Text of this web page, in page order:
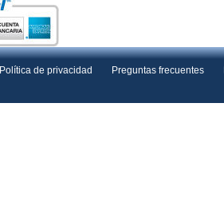
Política de privacidad Preguntas frecuentes